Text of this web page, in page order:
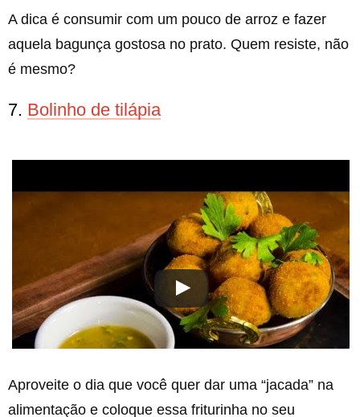
A dica é consumir com um pouco de arroz e fazer
aquela bagunça gostosa no prato. Quem resiste, não
é mesmo?
7. Bolinho de tilápia
Aproveite o dia que você quer dar uma “jacada” na
alimentação e coloque essa friturinha no seu